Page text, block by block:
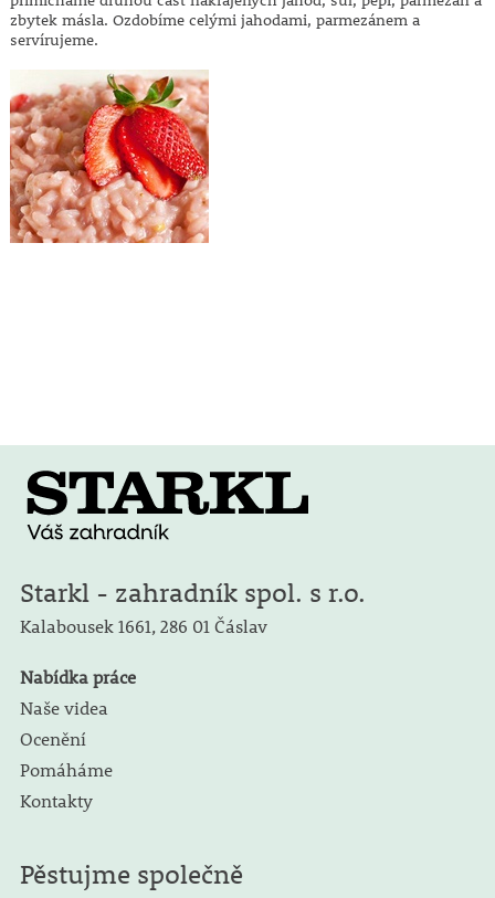
zbytek másla. Ozdobíme celými jahodami, parmezánem a
servírujeme.
Starkl - zahradník spol. s r.o.
Kalabousek 1661, 286 01 Čáslav
Nabídka práce
Naše videa
Ocenění
Pomáháme
Kontakty
Pěstujme společně